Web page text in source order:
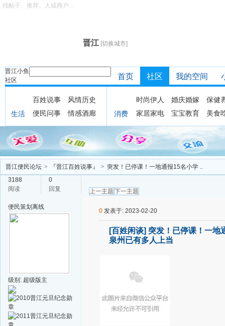
晋江 [切换城市]
晋江小鱼
社区
找帖子、推荐、人或商户...
首页 社区 我的空间
生活
百姓说事
风情历史
便民问事
情感酒廊 消费
时尚伊人 婚庆婚嫁
保健
家居家电
宝宝教育 美食
晋江便民论坛 > 『晋江百姓说事』 > 突发！已停课！一地通报15名小学 ..
3188
阅读
0
回复
上一主题 下一主题
便民策划 离线
级别: 超级版主
0 发表于: 2023-02-20
[百姓闲谈] 突发！已停课！一地
泉州已有多人上当